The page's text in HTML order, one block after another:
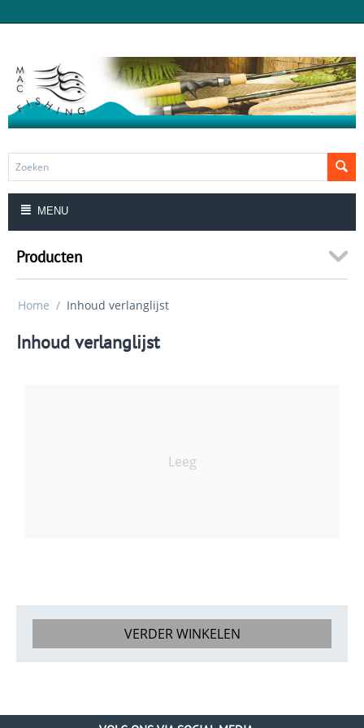
MENU
Producten
Home / Inhoud verlanglijst
Inhoud verlanglijst
Leeg
VERDER WINKELEN